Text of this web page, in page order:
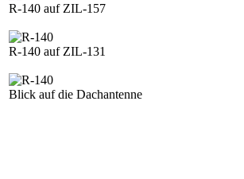
R-140 auf ZIL-157
R-140 auf ZIL-131
Blick auf die Dachantenne